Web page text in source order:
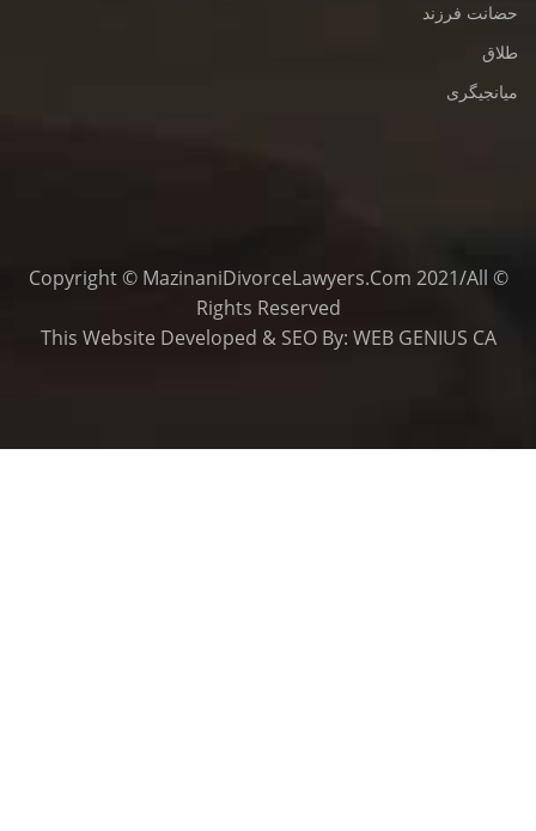
حضانت فرزند
طلاق
میانجیگری
© Copyright © MazinaniDivorceLawyers.com 2021/All
Rights Reserved
This Website Developed & SEOBy: WEB GENIUS CA